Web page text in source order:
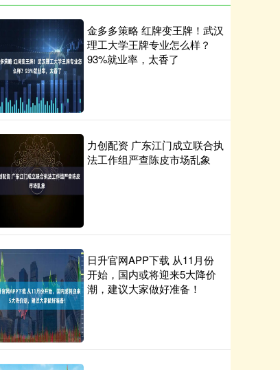
金多多策略 红牌变王牌！武汉
理工大学王牌专业怎么样？
93%就业率，太香了
力创配资 广东江门成立联合执
法工作组严查陈皮市场乱象
日升官网APP下载 从11月份
开始，国内或将迎来5大降价
潮，建议大家做好准备！